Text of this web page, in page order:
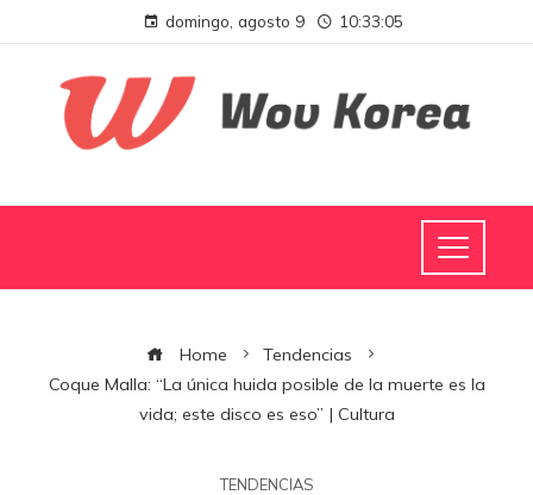
domingo, agosto 9 10:33:06
Home
Tendencias
Coque Malla: “La única huida posible de la muerte es la
vida; este disco es eso” | Cultura
TENDENCIAS